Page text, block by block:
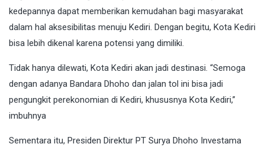
kedepannya dapat memberikan kemudahan bagi masyarakat
dalam hal aksesibilitas menuju Kediri. Dengan begitu, Kota Kediri
bisa lebih dikenal karena potensi yang dimiliki.
Tidak hanya dilewati, Kota Kediri akan jadi destinasi. “Semoga
dengan adanya Bandara Dhoho dan jalan tol ini bisa jadi
pengungkit perekonomian di Kediri, khususnya Kota Kediri,”
imbuhnya
Sementara itu, Presiden Direktur PT Surya Dhoho Investama